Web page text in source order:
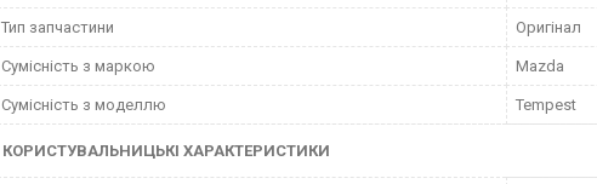
Тип запчастини Оригінал
Сумісність з маркою Mazda
Сумісність з моделлю Tempest
КОРИСТУВАЛЬНИЦЬКІ ХАРАКТЕРИСТИКИ